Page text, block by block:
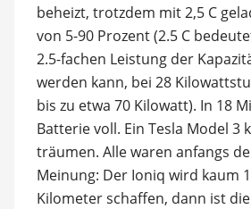
beheizt, trotzdem mit 2,5 C
von 5-90 Prozent (2.5 C
2.5-fachen Leistung der
werden kann, bei 28
bis zu etwa 70 Kilowatt). In 18
Batterie voll. Ein Tesla Model 3
träumen. Alle waren anfangs
Meinung: Der Ioniq wird kaum
Kilometer schaffen, dann ist